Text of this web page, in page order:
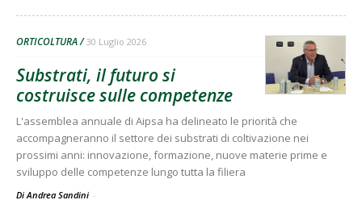
ORTICOLTURA 30 Luglio 2026
Substrati, il futuro si
costruisce sulle competenze
L'assemblea annuale di Aipsa ha delineato le priorità che
accompagneranno il settore dei substrati di coltivazione nei
prossimi anni: innovazione, formazione, nuove materie prime e
sviluppo delle competenze lungo tutta la filiera
Di Andrea Sandini -